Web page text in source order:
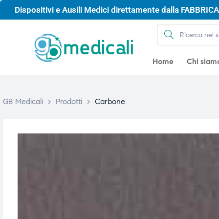
Dispositivi e Ausili Medici direttamente dalla
Home Chi
GB Medicali > Prodotti > Carbone